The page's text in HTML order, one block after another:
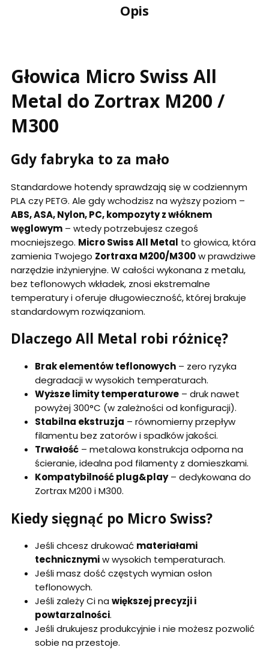
Opis
Głowica Micro Swiss All
Metal do Zortrax M200 /
M300
Gdy fabryka to za mało
Standardowe hotendy sprawdzają się w codziennym
PLA czy PETG. Ale gdy wchodzisz na wyższy poziom –
ABS, ASA, Nylon, PC, kompozyty z włóknem
węglowym – wtedy potrzebujesz czegoś
mocniejszego. Micro Swiss All Metal to głowica, która
zamienia Twojego Zortraxa M200/M300w prawdziwe
narzędzie inżynieryjne. W całości wykonana z metalu,
bez teflonowych wkładek, znosi ekstremalne
temperatury i oferuje długowieczność, której brakuje
standardowym rozwiązaniom.
Dlaczego All Metal robi różnicę?
Brak elementów teflonowych – zero ryzyka
degradacji w wysokich temperaturach.
Wyższe limity temperaturowe – druk nawet
powyżej 300°C (w zależności od konfiguracji).
Stabilna ekstruzja – równomierny przepływ
filamentu bez zatorów i spadków jakości.
Trwałość – metalowa konstrukcja odporna na
ścieranie, idealna pod filamenty z domieszkami.
Kompatybilność plug&play– dedykowana do
Zortrax M200 i M300.
Kiedy sięgnąć po Micro Swiss?
Jeśli chcesz drukować materiałami
technicznymiw wysokich temperaturach.
Jeśli masz dość częstych wymian osłon
teflonowych.
Jeśli zależy Ci na większej precyzji i
powtarzalności.
Jeśli drukujesz produkcyjnie i nie możesz pozwolić
sobie na przestoje.